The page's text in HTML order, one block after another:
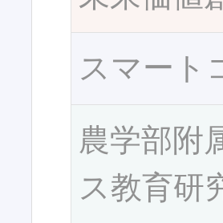
スマート
農学部附
ス教育研